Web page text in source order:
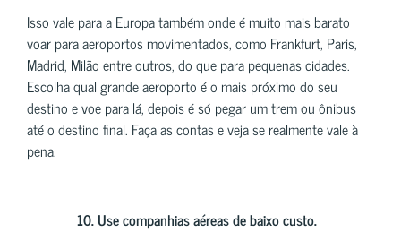
Isso vale para a Europa também onde é muito mais barato
voar para aeroportos movimentados, como Frankfurt, Paris,
Madrid, Milão entre outros, do que para pequenas cidades.
Escolha qual grande aeroporto é o mais próximo do seu
destino e voe para lá, depois é só pegar um trem ou ônibus
até o destino final. Faça as contas e veja se realmente vale à
pena.
10.Use companhias aéreas de baixo custo.